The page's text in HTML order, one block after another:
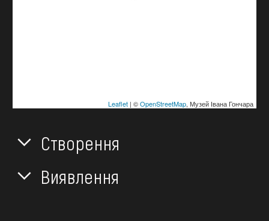
Leaflet| ©OpenStreetMap, Музей Івана Гончара
Створення
Виявлення